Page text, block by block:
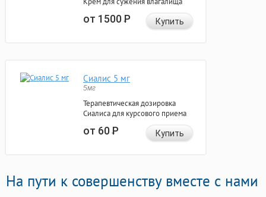
от 1500Р Купить
Сиалис 5 мг
5мг
Терапевтическая дозировка
Сиалиса для курсового приема
от 60Р Купить
На пути к совершенству вместе с нами